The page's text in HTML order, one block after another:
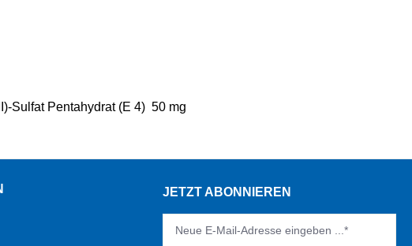
Sulfat Pentahydrat (E 4) 50 mg
JETZT ABONNIEREN